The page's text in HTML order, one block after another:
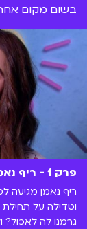
בשום מקום
פרק 1 - ריף נאמן
ריף נאמן מגיעה
וטדילה על
גרמנו לה